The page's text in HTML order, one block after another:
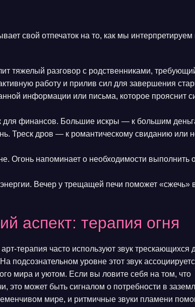
свой отпечаток на то, как мы
тяжелый разговор с родственниками,
работу и прилив сил для завершения
информации или письма, которое прояснит
для финансов. Большие искры — к большим
Треск дров — к романтическому свиданию или
Огонь напоминает о необходимости выполнить
Вечер у трещащей печи поможет «сжечь»
аспект: терапия огня
терапия часто используют звук трескающихся
подсознательном уровне этот звук
мира и уютом. Если вы ловите себя на том, что
это может быть сигналом о потребности в
мире, и ритмичные звуки пламени